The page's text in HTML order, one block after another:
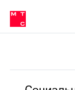
Медиа-центр
и акционерам
Устойчивое
Комплаенс и деловая
Карьера
в МТС
Пресс-